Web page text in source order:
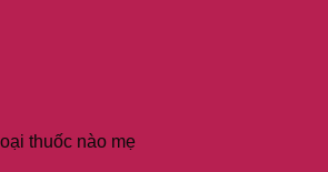
thuốc nào mẹ